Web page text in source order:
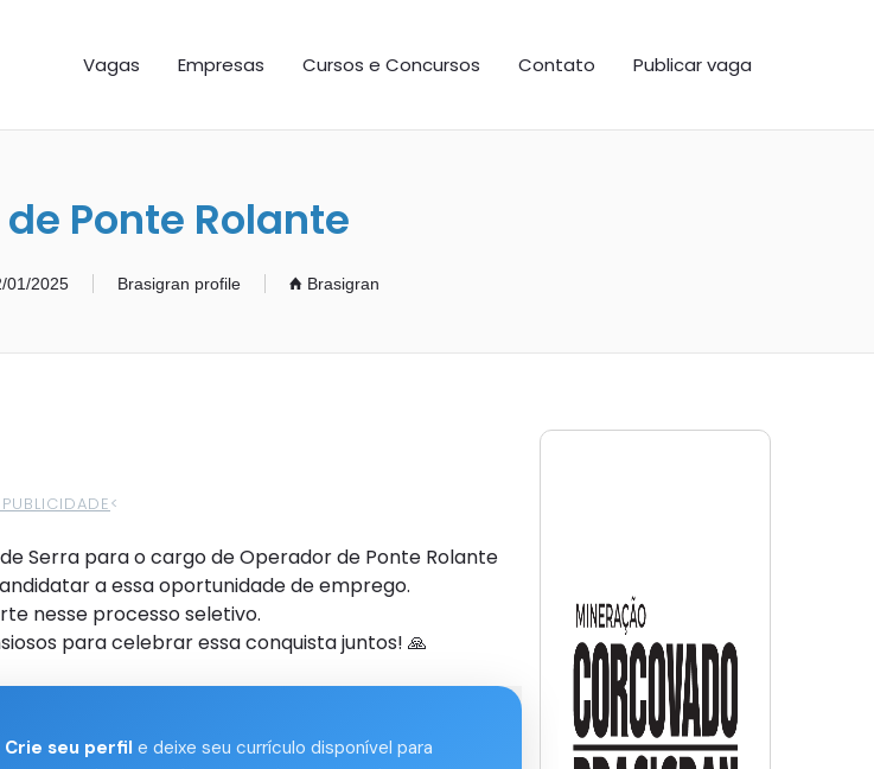
Vagas Empresas Cursos e Concursos Contato Publicar vaga
Ponte Rolante
01/2025 Brasigran profile Brasigran
<
Serra para o cargo de Operador de Ponte Rolante
a essa oportunidade de emprego.
nesse processo seletivo.
para celebrar essa conquista juntos! 🙏
Crie seu perfil e deixe seu currículo disponível para